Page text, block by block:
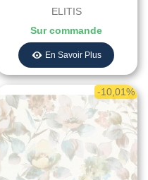
CORDES SENSIBLES -
ELITIS
Sur commande
En Savoir Plus
-10,01%